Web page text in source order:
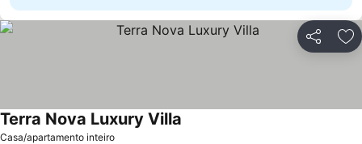
Partilhar
Casa/apartamento inteiro
Terra Nova Luxury Villa